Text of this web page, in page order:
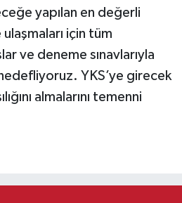
yapılan en değerli
için tüm
ve deneme sınavlarıyla
YKS’ye girecek
almalarını temenni